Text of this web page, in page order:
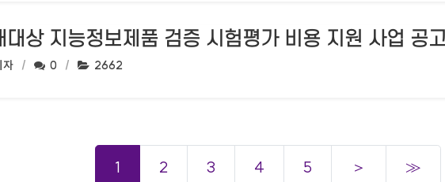
상 지능정보제품 검증 시험평가 비용 지원 사업 공
:
자 댓글수:
0 조회수:
2662
1 2 3 4 5 ＞ ≫